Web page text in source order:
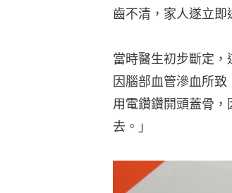
齒不清，家人遂立即
當時醫生初步斷定
因腦部血管滲血所
用電鑽鑽開頭蓋骨
去。」